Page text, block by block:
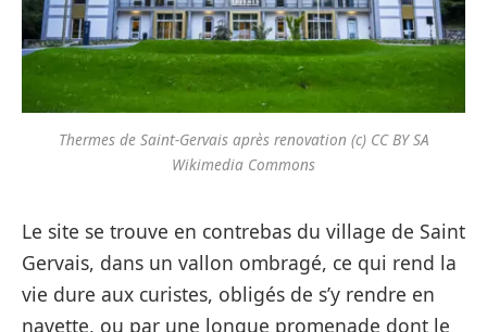
Thermes de Saint-Gervais après renovation (c) CC BY SA
Wikimedia Commons
Le site se trouve en contrebas du village de Saint
Gervais, dans un vallon ombragé, ce qui rend la
vie dure aux curistes, obligés de s’y rendre en
navette, ou par une longue promenade dont le